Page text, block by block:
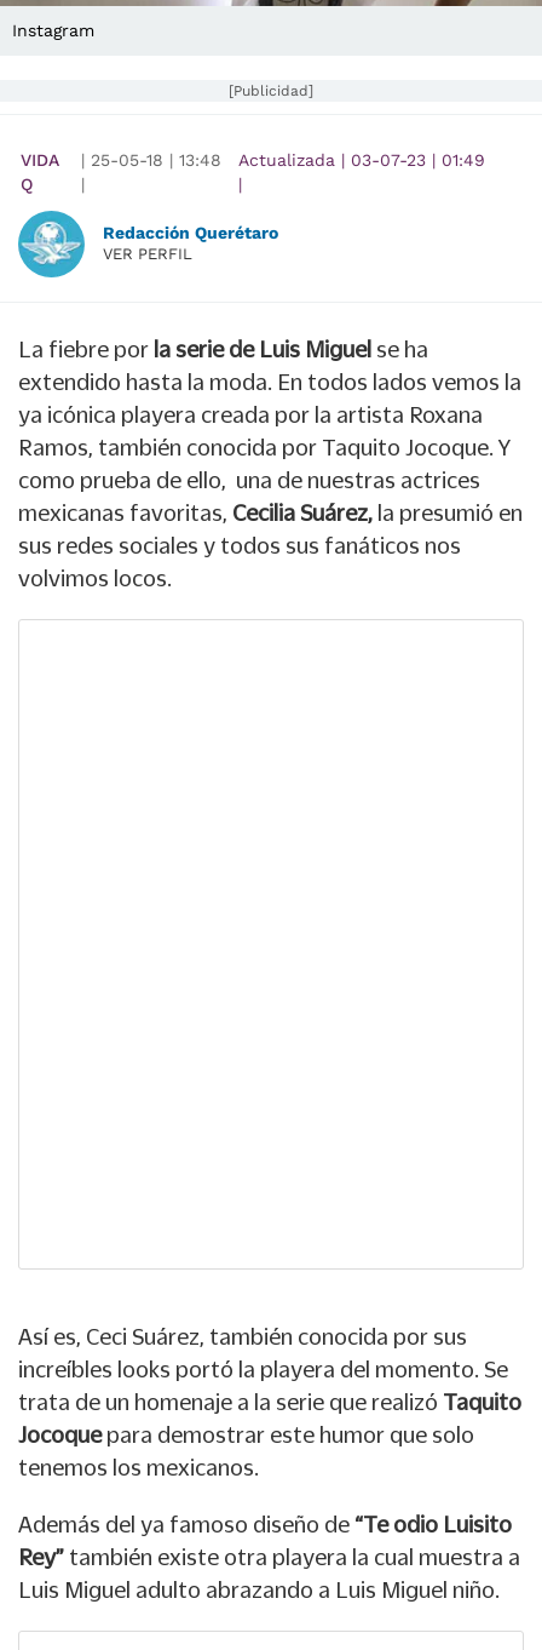
Instagram
[Publicidad]
VIDA
Q
| 25-05-18 |13:48
|
Actualizada | 03-07-23 | 01:49
|
Redacción Querétaro
VER PERFIL
La fiebre por la serie de Luis Miguel se ha
extendido hasta la moda. En todos lados vemos la
ya icónica playera creada por la artista Roxana
Ramos, también conocida por Taquito Jocoque. Y
como prueba de ello, una de nuestras actrices
mexicanas favoritas, Cecilia Suárez, la presumió en
sus redes sociales y todos sus fanáticos nos
volvimos locos.
Así es, Ceci Suárez, también conocida por sus
increíbles looks portó la playera del momento. Se
trata de un homenaje a la serie que realizó Taquito
Jocoquepara demostrar este humor que solo
tenemos los mexicanos.
Además del ya famoso diseño de “Te odio Luisito
Rey” también existe otra playera la cual muestra a
Luis Miguel adulto abrazando a Luis Miguel niño.